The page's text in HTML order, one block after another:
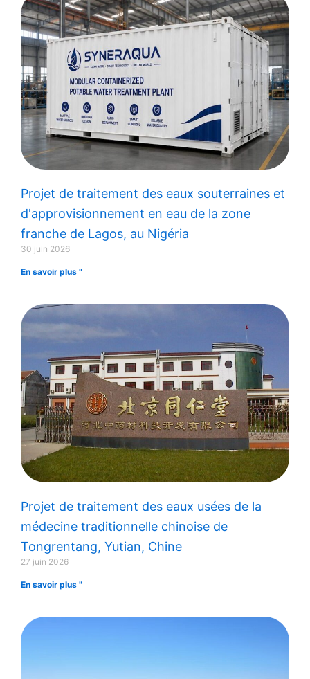
Projet de traitement des eaux souterraines et
d'approvisionnement en eau de la zone
franche de Lagos, au Nigéria
30 juin 2026
En savoir plus "
Projet de traitement des eaux usées de la
médecine traditionnelle chinoise de
Tongrentang, Yutian, Chine
27 juin 2026
En savoir plus "